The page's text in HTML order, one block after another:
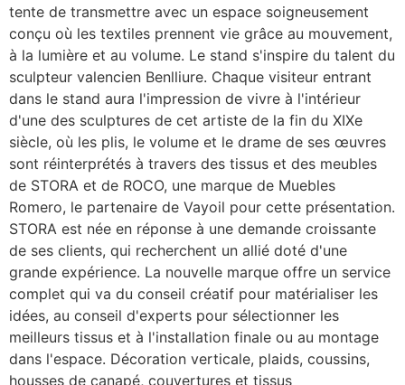
tente de transmettre avec un espace soigneusement
conçu où les textiles prennent vie grâce au mouvement,
à la lumière et au volume. Le stand s'inspire du talent du
sculpteur valencien Benlliure. Chaque visiteur entrant
dans le stand aura l'impression de vivre à l'intérieur
d'une des sculptures de cet artiste de la fin du XIXe
siècle, où les plis, le volume et le drame de ses œuvres
sont réinterprétés à travers des tissus et des meubles
de STORA et de ROCO, une marque de Muebles
Romero, le partenaire de Vayoil pour cette présentation.
STORA est née en réponse à une demande croissante
de ses clients, qui recherchent un allié doté d'une
grande expérience. La nouvelle marque offre un service
complet qui va du conseil créatif pour matérialiser les
idées, au conseil d'experts pour sélectionner les
meilleurs tissus et à l'installation finale ou au montage
dans l'espace. Décoration verticale, plaids, coussins,
housses de canapé, couvertures et tissus